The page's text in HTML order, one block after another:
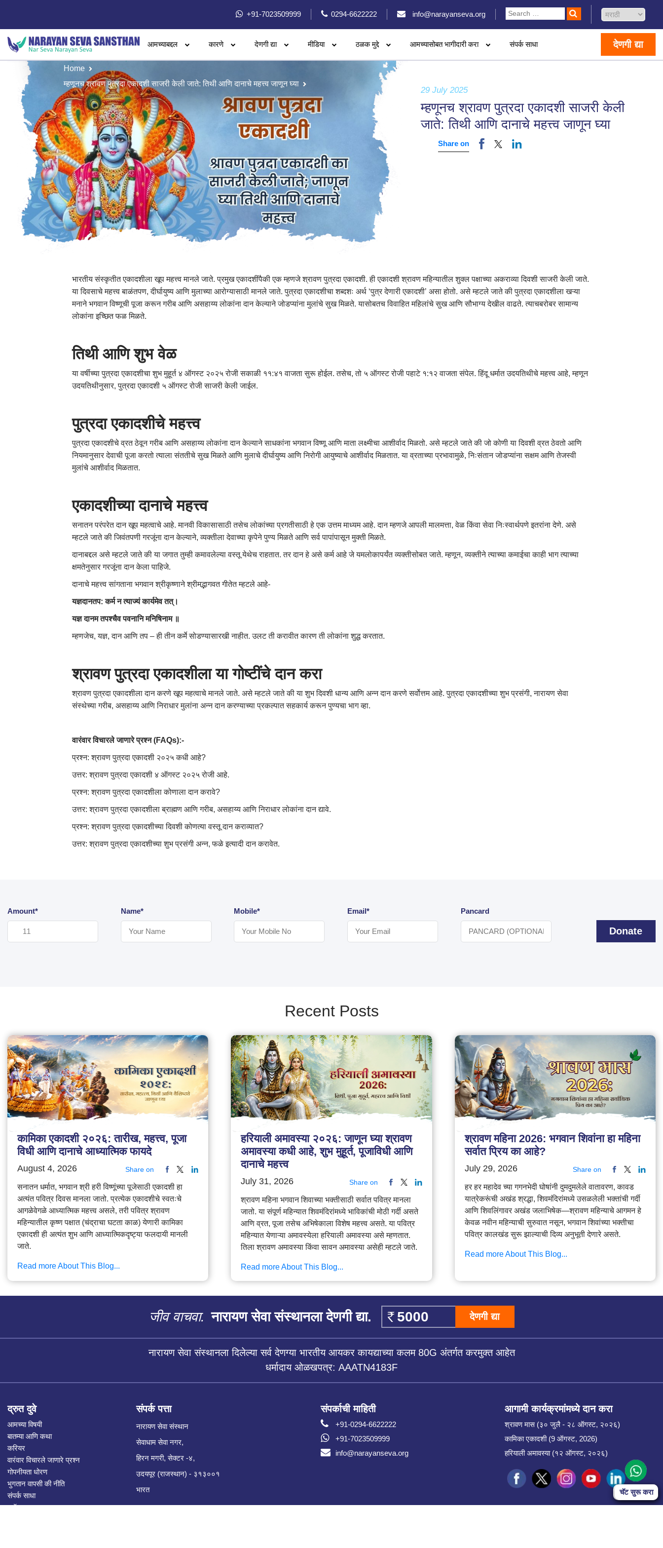
+91-7023509999 0294-6622222 info@narayanseva.org
आमच्याबद्दल कारणे देणगी द्या मीडिया ठळक मुद्दे आमच्यासोबत भागीदारी करा संपर्क साधा देणगी द्या
Home
म्हणूनच श्रावण पुत्रदा एकादशी साजरी केली जाते: तिथी आणि दानाचे महत्त्व जाणून घ्या
29 July 2025
म्हणूनच श्रावण पुत्रदा एकादशी साजरी केली
जाते: तिथी आणि दानाचे महत्त्व जाणून घ्या
Share on
Start Chat
भारतीय संस्कृतीत एकादशीला खूप महत्त्व मानले जाते. प्रमुख एकादशींपैकी एक म्हणजे श्रावण पुत्रदा एकादशी. ही एकादशी श्रावण महिन्यातील शुक्ल पक्षाच्या अकराव्या दिवशी साजरी केली जाते.
या दिवसाचे महत्त्व बाळंतपण, दीर्घायुष्य आणि मुलाच्या आरोग्यासाठी मानले जाते. पुत्रदा एकादशीचा शब्दशः अर्थ ‘पुत्र देणारी एकादशी’ असा होतो. असे म्हटले जाते की पुत्रदा एकादशीला खऱ्या
मनाने भगवान विष्णूची पूजा करून गरीब आणि असहाय्य लोकांना दान केल्याने जोडप्यांना मुलांचे सुख मिळते. यासोबतच विवाहित महिलांचे सुख आणि सौभाग्य देखील वाढते. त्याचबरोबर सामान्य
लोकांना इच्छित फळ मिळते.
तिथी आणि शुभ वेळ
या वर्षीच्या पुत्रदा एकादशीचा शुभ मुहूर्त ४ ऑगस्ट २०२५ रोजी सकाळी ११:४१ वाजता सुरू होईल. तसेच, तो ५ ऑगस्ट रोजी पहाटे १:१२ वाजता संपेल. हिंदू धर्मात उदयतिथीचे महत्त्व आहे, म्हणून
उदयतिथीनुसार, पुत्रदा एकादशी ५ ऑगस्ट रोजी साजरी केली जाईल.
पुत्रदा एकादशीचे महत्त्व
पुत्रदा एकादशीचे व्रत ठेवून गरीब आणि असहाय्य लोकांना दान केल्याने साधकांना भगवान विष्णू आणि माता लक्ष्मीचा आशीर्वाद मिळतो. असे म्हटले जाते की जो कोणी या दिवशी व्रत ठेवतो आणि
नियमानुसार देवाची पूजा करतो त्याला संततीचे सुख मिळते आणि मुलाचे दीर्घायुष्य आणि निरोगी आयुष्याचे आशीर्वाद मिळतात. या व्रताच्या प्रभावामुळे, निःसंतान जोडप्यांना सक्षम आणि तेजस्वी
मुलांचे आशीर्वाद मिळतात.
एकादशीच्या दानाचे महत्त्व
सनातन परंपरेत दान खूप महत्वाचे आहे. मानवी विकासासाठी तसेच लोकांच्या प्रगतीसाठी हे एक उत्तम माध्यम आहे. दान म्हणजे आपली मालमत्ता, वेळ किंवा सेवा निःस्वार्थपणे इतरांना देणे. असे
म्हटले जाते की जिवंतपणी गरजूंना दान केल्याने, व्यक्तीला देवाच्या कृपेने पुण्य मिळते आणि सर्व पापांपासून मुक्ती मिळते.
दानाबद्दल असे म्हटले जाते की या जगात तुम्ही कमावलेल्या वस्तू येथेच राहतात. तर दान हे असे कर्म आहे जे यमलोकापर्यंत व्यक्तीसोबत जाते. म्हणून, व्यक्तीने त्याच्या कमाईचा काही भाग त्याच्या
क्षमतेनुसार गरजूंना दान केला पाहिजे.
दानाचे महत्त्व सांगताना भगवान श्रीकृष्णाने श्रीमद्भागवत गीतेत म्हटले आहे-
यज्ञदानतप: कर्म न त्याज्यं कार्यमेव तत्।
यज्ञ दानम तपश्चैव पवनानि मनिषिनाम ॥
म्हणजेच, यज्ञ, दान आणि तप – ही तीन कर्मे सोडण्यासारखी नाहीत. उलट ती करावीत कारण ती लोकांना शुद्ध करतात.
श्रावण पुत्रदा एकादशीला या गोष्टींचे दान करा
श्रावण पुत्रदा एकादशीला दान करणे खूप महत्वाचे मानले जाते. असे म्हटले जाते की या शुभ दिवशी धान्य आणि अन्न दान करणे सर्वोत्तम आहे. पुत्रदा एकादशीच्या शुभ प्रसंगी, नारायण सेवा
संस्थेच्या गरीब, असहाय्य आणि निराधार मुलांना अन्न दान करण्याच्या प्रकल्पात सहकार्य करून पुण्यचा भाग व्हा.
वारंवार विचारले जाणारे प्रश्न (FAQs):-
प्रश्न: श्रावण पुत्रदा एकादशी २०२५ कधी आहे?
उत्तर: श्रावण पुत्रदा एकादशी ४ ऑगस्ट २०२५ रोजी आहे.
प्रश्न: श्रावण पुत्रदा एकादशीला कोणाला दान करावे?
उत्तर: श्रावण पुत्रदा एकादशीला ब्राह्मण आणि गरीब, असहाय्य आणि निराधार लोकांना दान द्यावे.
प्रश्न: श्रावण पुत्रदा एकादशीच्या दिवशी कोणत्या वस्तू दान कराव्यात?
उत्तर: श्रावण पुत्रदा एकादशीच्या शुभ प्रसंगी अन्न, फळे इत्यादी दान करावेत.
Amount* Name* Mobile* Email* Pancard
Donate
Recent Posts
कामिका एकादशी २०२६: तारीख, महत्त्व, पूजा
विधी आणि दानाचे आध्यात्मिक फायदे
August 4, 2026 Share on
सनातन धर्मात, भगवान श्री हरी विष्णूंच्या पूजेसाठी एकादशी हा
अत्यंत पवित्र दिवस मानला जातो. प्रत्येक एकादशीचे स्वतःचे
आगळेवेगळे आध्यात्मिक महत्त्व असले, तरी पवित्र श्रावण
महिन्यातील कृष्ण पक्षात (चंद्राचा घटता काळ) येणारी कामिका
एकादशी ही अत्यंत शुभ आणि आध्यात्मिकदृष्ट्या फलदायी मानली
जाते.
Read more About This Blog...
हरियाली अमावस्या २०२६: जाणून घ्या श्रावण
अमावस्या कधी आहे, शुभ मुहूर्त, पूजाविधी आणि
दानाचे महत्त्व
July 31, 2026 Share on
श्रावण महिना भगवान शिवाच्या भक्तीसाठी सर्वात पवित्र मानला
जातो. या संपूर्ण महिन्यात शिवमंदिरांमध्ये भाविकांची मोठी गर्दी असते
आणि व्रत, पूजा तसेच अभिषेकाला विशेष महत्त्व असते. या पवित्र
महिन्यात येणाऱ्या अमावस्येला हरियाली अमावस्या असे म्हणतात.
तिला श्रावण अमावस्या किंवा सावन अमावस्या असेही म्हटले जाते.
Read more About This Blog...
श्रावण महिना 2026: भगवान शिवांना हा महिना
सर्वात प्रिय का आहे?
July 29, 2026 Share on
हर हर महादेव च्या गगनभेदी घोषांनी दुमदुमलेले वातावरण, कावड
यात्रेकरूंची अखंड श्रद्धा, शिवमंदिरांमध्ये उसळलेली भक्तांची गर्दी
आणि शिवलिंगावर अखंड जलाभिषेक—श्रावण महिन्याचे आगमन हे
केवळ नवीन महिन्याची सुरुवात नसून, भगवान शिवांच्या भक्तीचा
पवित्र कालखंड सुरू झाल्याची दिव्य अनुभूती देणारे असते.
Read more About This Blog...
चॅट सुरू करा
जीव वाचवा. नारायण सेवा संस्थानला देणगी द्या. देणगी द्या
नारायण सेवा संस्थानला दिलेल्या सर्व देणग्या भारतीय आयकर कायद्याच्या कलम 80G अंतर्गत करमुक्त आहेत
धर्मादाय ओळखपत्र: AAATN4183F
द्रुत दुवे
आमच्या विषयी
बातम्या आणि कथा
करियर
वारंवार विचारले जाणारे प्रश्न
गोपनीयता धोरण
भुगतान वापसी की नीति
संपर्क साधा
ब्लॉग
संपर्क पत्ता
नारायण सेवा संस्थान
सेवाधाम सेवा नगर,
हिरन मगरी, सेक्टर -४,
उदयपूर (राजस्थान) - ३१३००१
भारत
संपर्काची माहिती
+91-0294-6622222
+91-7023509999
info@narayanseva.org
आगामी कार्यक्रमांमध्ये दान करा
श्रावण मास (३० जुलै - २८ ऑगस्ट, २०२६)
कामिका एकादशी (9 ऑगस्ट, 2026)
हरियाली अमावस्या (१२ ऑगस्ट, २०२६)